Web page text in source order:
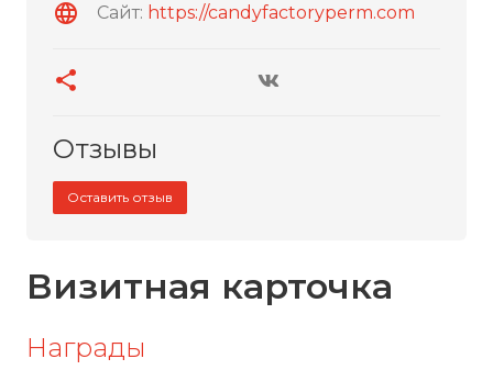
Сайт: https://candyfactoryperm.com
Отзывы
Оставить отзыв
Визитная карточка
Награды